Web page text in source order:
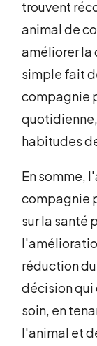
trouvent
animal de
améliorer la
simple fait
compagnie
habitudes
En somme,
compagnie
sur la santé
réduction
décision
soin, en
l'animal et